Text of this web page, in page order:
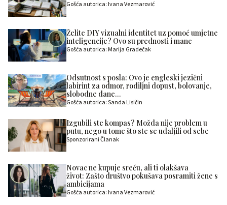
Gošća autorica: Ivana Vezmarović
Želite DIY vizualni identitet uz pomoć umjetne
inteligencije? Ovo su prednosti i mane
Gošća autorica: Marija Gradečak
Odsutnost s posla: Ovo je engleski jezični
labirint za odmor, rodiljni dopust, bolovanje,
slobodne dane…
Gošća autorica: Sanda Lisičin
Izgubili ste kompas? Možda nije problem u
putu, nego u tome što ste se udaljili od sebe
Sponzorirani Članak
Novac ne kupuje sreću, ali ti olakšava
život: Zašto društvo pokušava posramiti žene s
ambicijama
Gošća autorica: Ivana Vezmarović